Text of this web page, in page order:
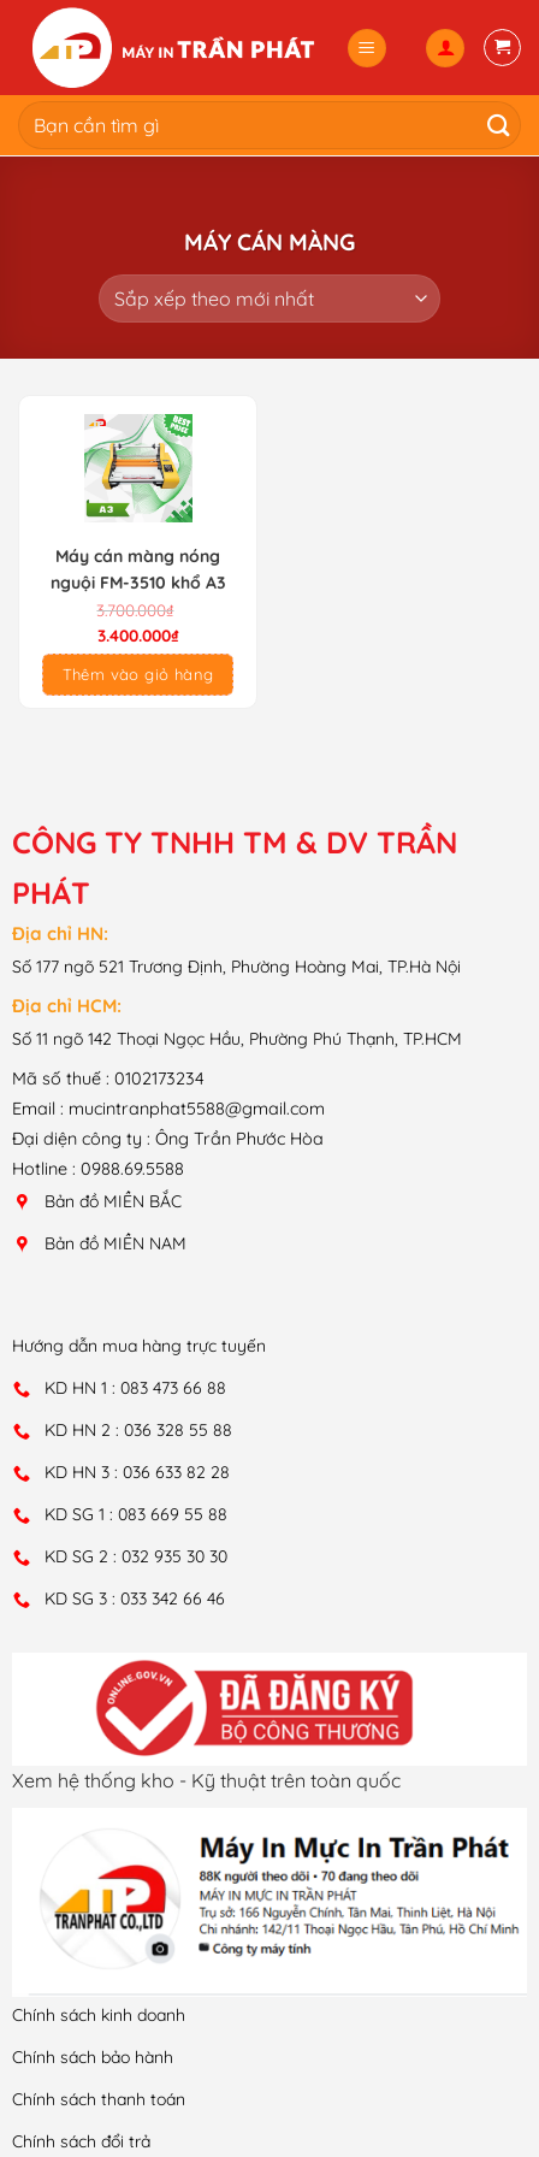
content
Tìm
kiếm:
MÁY CÁN MÀNG
Máy cán màng nóng
nguội FM-3510 khổ A3
3.700.000₫
là:
3.700.000₫.
3.400.000₫
tại
là:
Thêm vào giỏ hàng
CÔNG TY TNHH TM & DV TRẦN
PHÁT
Địa chỉ HN:
Số 177 ngõ 521 Trương Định, Phường Hoàng Mai, TP.Hà Nội
Địa chỉ HCM:
Số 11 ngõ 142 Thoại Ngọc Hầu, Phường Phú Thạnh, TP.HCM
Mã số thuế : 0102173234
Email : mucintranphat5588@gmail.com
Đại diện công ty : Ông Trần Phước Hòa
Hotline : 0988.69.5588
Bản đồ MIỀN BẮC
Bản đồ MIỀN NAM
Hướng dẫn mua hàng trực tuyến
KD HN 1 : 083 473 66 88
KD HN 2 : 036 328 55 88
KD HN 3 : 036 633 82 28
KD SG 1 : 083 669 55 88
KD SG 2 : 032 935 30 30
KD SG 3 : 033 342 66 46
Xem hệ thống kho - Kỹ thuật trên toàn quốc
Chính sách kinh doanh
Chính sách bảo hành
Chính sách thanh toán
Chính sách đổi trả